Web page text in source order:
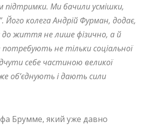
Ми бачили усмішки,
Його колега Андрій Фурман, додає,
до життя не лише фізично, а й
не тільки соціальної
себе частиною великої
об’єднують і дають сили
Брумме, який уже давно